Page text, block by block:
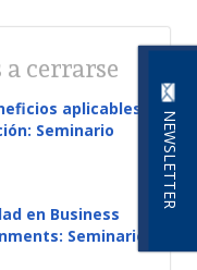
NEWSLETTER
cerrarse
aplicables
Seminario
en Business
Seminario